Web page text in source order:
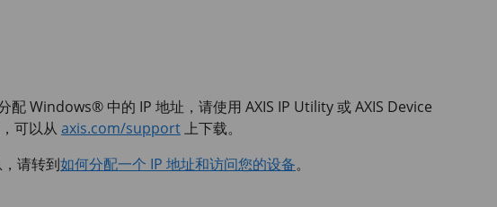
配 Windows® 中的 IP 地址，请使用 AXIS IP Utility 或AXIS Device
可以从 axis.com/support上下载。
请转到如何分配一个 IP 地址和访问您的设备。